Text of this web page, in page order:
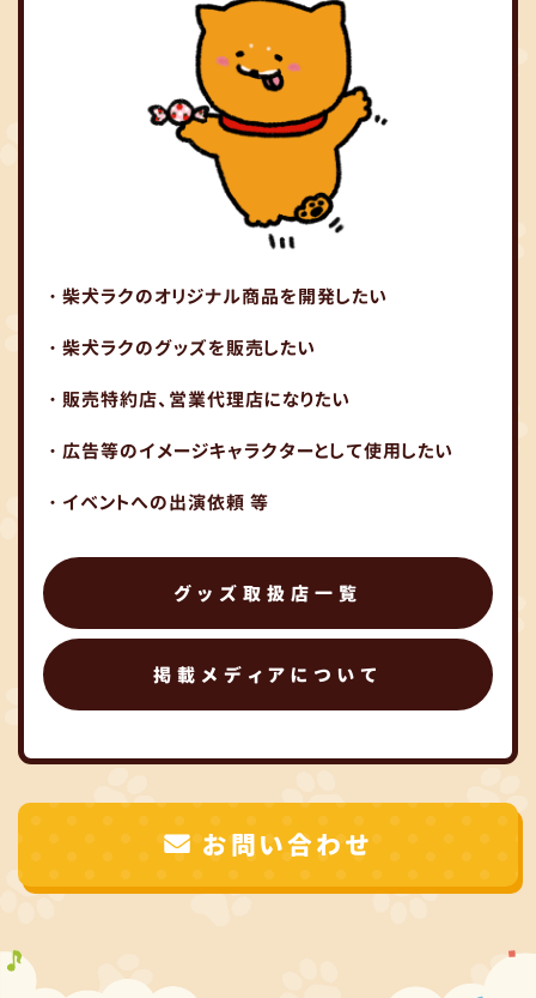
・柴犬ラクのオリジナル商品を開発したい
・柴犬ラクのグッズを販売したい
・販売特約店、営業代理店になりたい
・広告等のイメージキャラクターとして使用したい
・イベントへの出演依頼 等
グッズ取扱店一覧
掲載メディアについて
お問い合わせ